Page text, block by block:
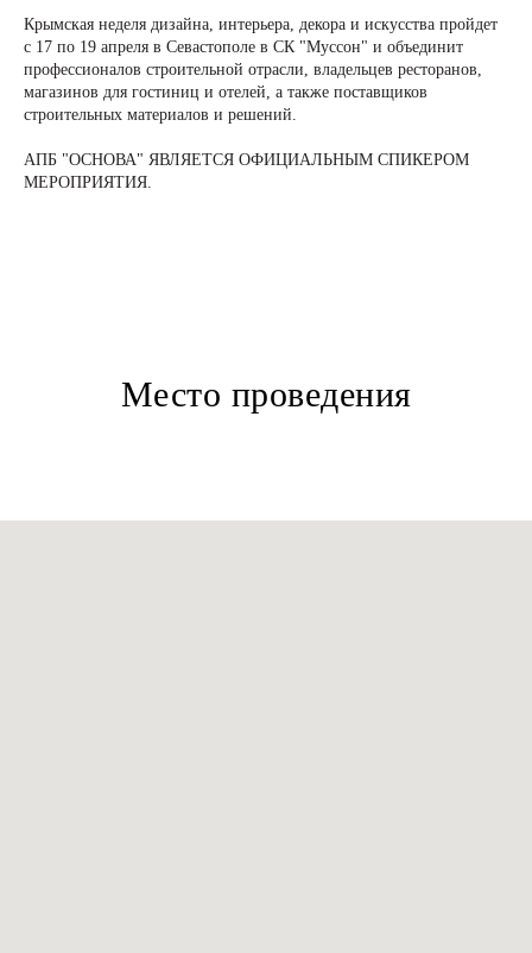
Крымская неделя дизайна, интерьера, декора и искусства пройдет
с 17 по 19 апреля в Севастополе в СК "Муссон" и объединит
профессионалов строительной отрасли, владельцев ресторанов,
магазинов для гостиниц и отелей, а также поставщиков
строительных материалов и решений.
АПБ "ОСНОВА" ЯВЛЯЕТСЯ ОФИЦИАЛЬНЫМ СПИКЕРОМ
МЕРОПРИЯТИЯ.
Место проведения
Согласие на обработку персональных данных
Политика в отношении обработки персональных данных
+7 (495) 118 25 11
info@osnova.org.ru